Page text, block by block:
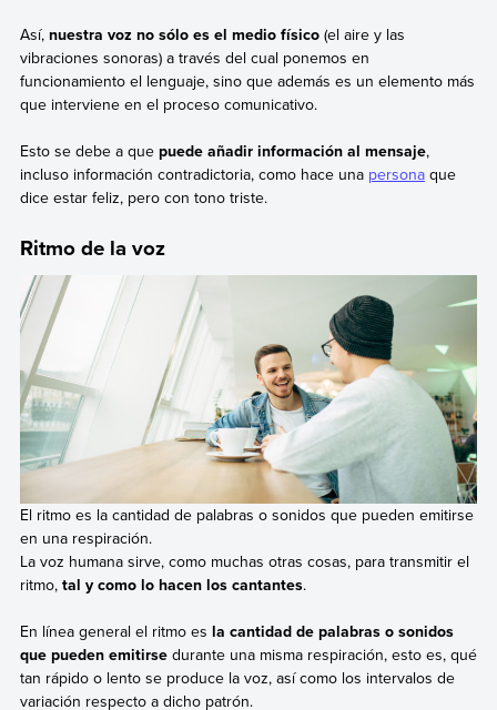
Así, nuestra voz no sólo es el medio físico(el aire y las
vibraciones sonoras) a través del cual ponemos en
funcionamiento el lenguaje, sino que además es un elemento más
que interviene en el proceso comunicativo.
Esto se debe a que puede añadir información al mensaje,
incluso información contradictoria, como hace una personaque
dice estar feliz, pero con tono triste.
Ritmo de la voz
El ritmo es la cantidad de palabras o sonidos que pueden emitirse
en una respiración.
La voz humana sirve, como muchas otras cosas, para transmitir el
ritmo, tal y como lo hacen los cantantes.
En línea general el ritmo es la cantidad de palabras o sonidos
que pueden emitirsedurante una misma respiración, esto es, qué
tan rápido o lento se produce la voz, así como los intervalos de
variación respecto a dicho patrón.